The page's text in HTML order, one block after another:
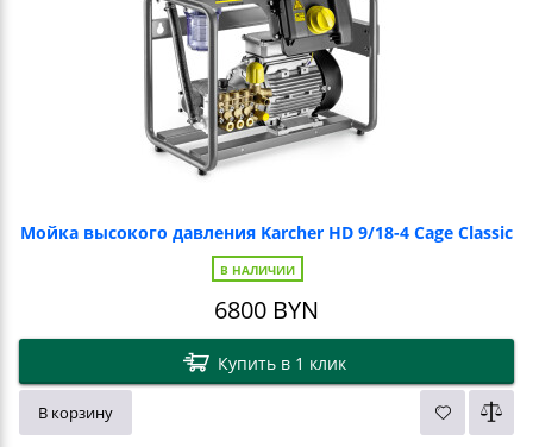
Мойка высокого давления Karcher HD 9/18-4 Cage Classic
В НАЛИЧИИ
6800 BYN
Купить в 1 клик
В корзину